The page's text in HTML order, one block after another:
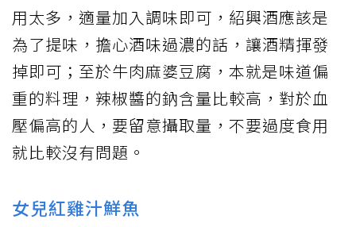
用太多，適量加入調味即可，紹興酒應該是
為了提味，擔心酒味過濃的話，讓酒精揮發
掉即可；至於牛肉麻婆豆腐，本就是味道偏
重的料理，辣椒醬的鈉含量比較高，對於血
壓偏高的人，要留意攝取量，不要過度食用
就比較沒有問題。
女兒紅雞汁鮮魚